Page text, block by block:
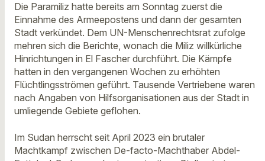
Die Paramiliz hatte bereits am Sonntag zuerst die
Einnahme des Armeepostens und dann der gesamten
Stadt verkündet. Dem UN-Menschenrechtsrat zufolge
mehren sich die Berichte, wonach die Miliz willkürliche
Hinrichtungen in El Fascher durchführt. Die Kämpfe
hatten in den vergangenen Wochen zu erhöhten
Flüchtlingsströmen geführt. Tausende Vertriebene waren
nach Angaben von Hilfsorganisationen aus der Stadt in
umliegende Gebiete geflohen.
Im Sudan herrscht seit April 2023 ein brutaler
Machtkampf zwischen De-facto-Machthaber Abdel-